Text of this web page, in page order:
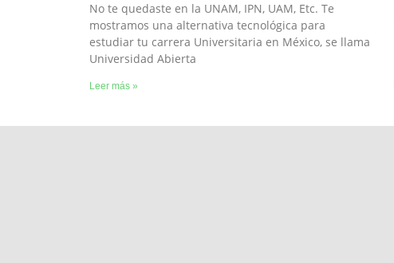
No te quedaste en la UNAM, IPN, UAM, Etc. Te
mostramos una alternativa tecnológica para
estudiar tu carrera Universitaria en México, se llama
Universidad Abierta
Leer más »